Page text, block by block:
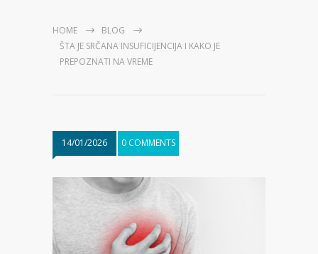
HOME
BLOG
ŠTA JE SRČANA INSUFICIJENCIJA I KAKO JE
PREPOZNATI NA VREME
14/01/2026 0 COMMENTS